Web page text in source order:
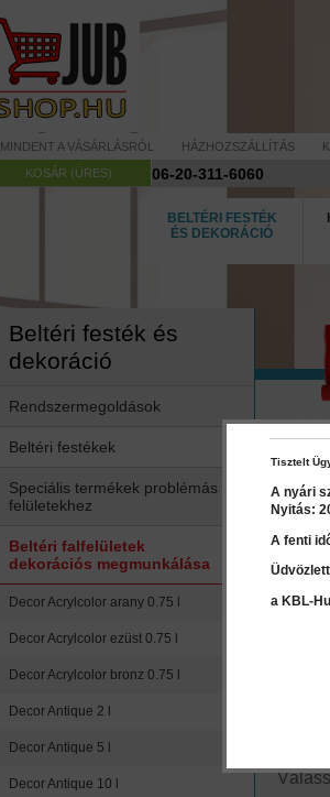
MINDENT A VÁSÁRLÁSRÓL HÁZHOZSZÁLLÍTÁS
KOSÁR (ÜRES)
06-20-311-6060
BELTÉRI FESTÉK
ÉS DEKORÁCIÓ
Beltéri festék és
dekoráció
Rendszermegoldások
Beltéri festékek
Speciális termékek problémás
felületekhez
Beltéri falfelületek
dekorációs megmunkálása
Decor Acrylcolor arany 0.75 l
Decor Acrylcolor ezüst 0.75 l
Decor Acrylcolor bronz 0.75 l
Decor Antique 2 l
Decor Antique 5 l
Decor Antique 10 l
Tisztelt
A nyári
Nyitás:
A fenti
a KBL-